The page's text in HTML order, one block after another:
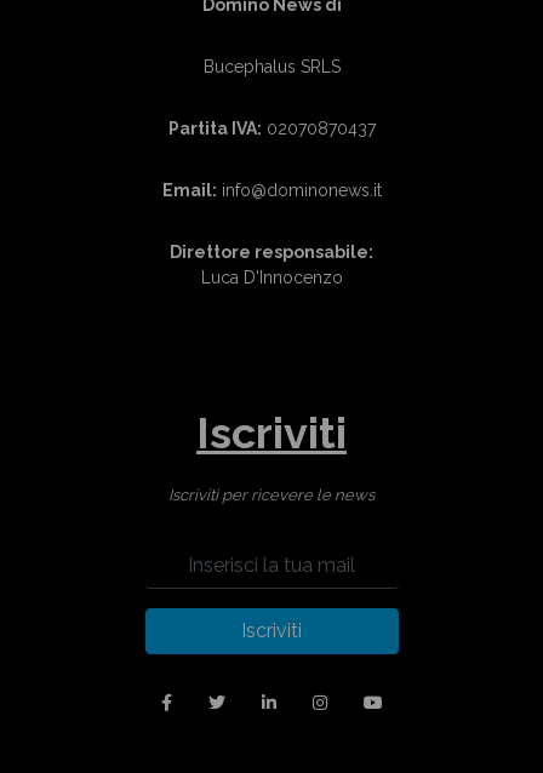
Domino News di
Bucephalus SRLS
Partita IVA: 02070870437
Email: info@dominonews.it
Direttore responsabile:
Luca D'Innocenzo
Iscriviti
Iscriviti per ricevere le news
Iscriviti